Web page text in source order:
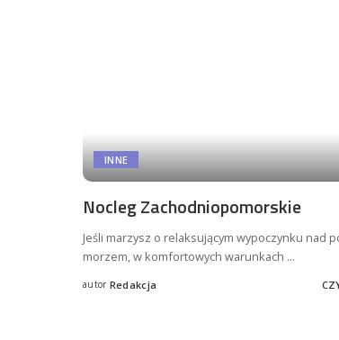
INNE
Nocleg Zachodniopomorskie
Jeśli marzysz o relaksującym wypoczynku nad
morzem, w komfortowych warunkach ...
Posted
autor Redakcja